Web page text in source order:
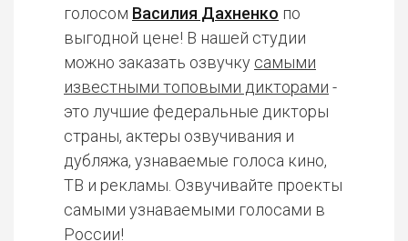
голосом Василия Дахненко по
выгодной цене! В нашей студии
можно заказать озвучку самыми
известными топовыми дикторами -
это лучшие федеральные дикторы
страны, актеры озвучивания и
дубляжа, узнаваемые голоса кино,
ТВ и рекламы. Озвучивайте проекты
самыми узнаваемыми голосами в
России!